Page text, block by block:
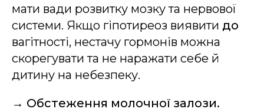
мати вади розвитку мозку та нервової
системи. Якщо гіпотиреоз виявити до
вагітності, нестачу гормонів можна
скорегувати та не наражати себе й
дитину на небезпеку.
→ Обстеження молочної залози.